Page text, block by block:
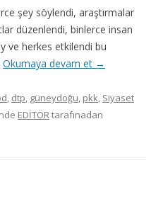
şey söylendi, araştırmalar
düzenlendi, binlerce insan
ve herkes etkilendi bu
Okumaya devam et →
, dtp, güneydoğu, pkk, Siyaset
EDİTÖRtarafınadan